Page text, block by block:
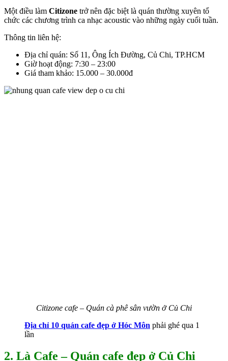
Một điều làm Citizone trở nên đặc biệt là quán thường xuyên tổ
chức các chương trình ca nhạc acoustic vào những ngày cuối tuần.
Thông tin liên hệ:
Địa chỉ quán: Số 11, Ông Ích Đường, Củ Chi, TP.HCM
Giờ hoạt động: 7:30 – 23:00
Giá tham khảo: 15.000 – 30.000đ
Citizone cafe – Quán cà phê sân vườn ở Củ Chi
Địa chỉ 10 quán cafe đẹp ở Hóc Môn phải ghé qua 1
lần
2. Là Cafe – Quán cafe đẹp ở Củ Chi